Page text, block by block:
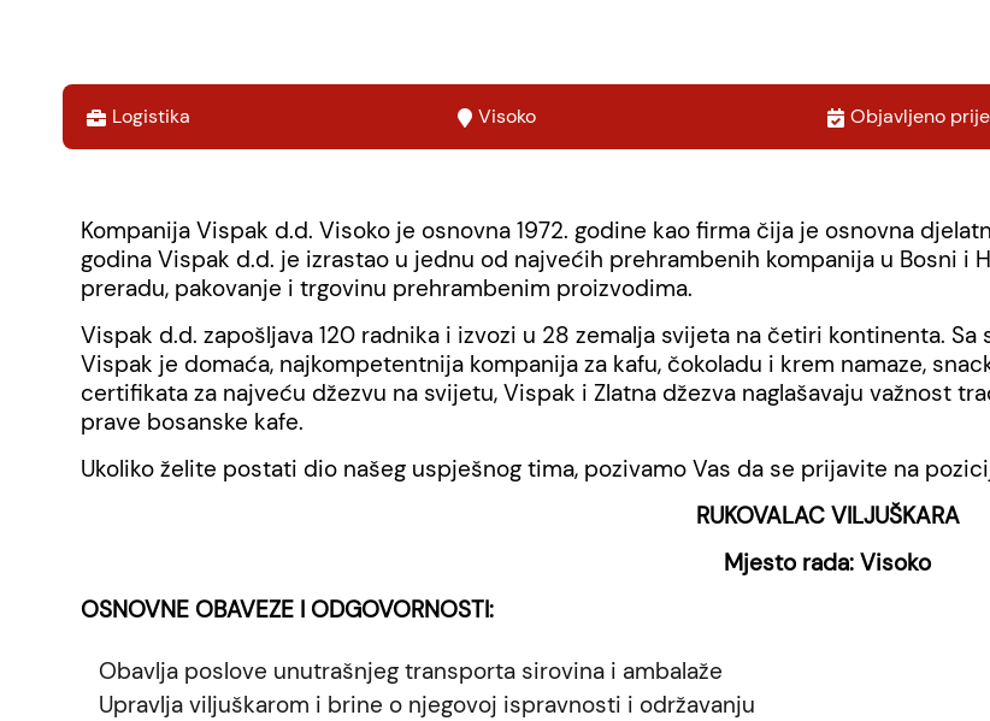
Logistika Visoko Objavljeno
Kompanija Vispak d.d. Visoko je osnovna 1972. godine kao firma čija je osnovna
godina Vispak d.d. je izrastao u jednu od najvećih prehrambenih kompanija u Bosni
preradu, pakovanje i trgovinu prehrambenim proizvodima.
Vispak d.d. zapošljava 120 radnika i izvozi u 28 zemalja svijeta na četiri kontinenta.
Vispak je domaća, najkompetentnija kompanija za kafu, čokoladu i krem namaze,
certifikata za najveću džezvu na svijetu, Vispak i Zlatna džezva naglašavaju važnost
prave bosanske kafe.
Ukoliko želite postati dio našeg uspješnog tima, pozivamo Vas da se prijavite na
RUKOVALAC VILJUŠKARA
Mjesto rada: Visoko
OSNOVNE OBAVEZE I ODGOVORNOSTI:
Obavlja poslove unutrašnjeg transporta sirovina i ambalaže
Upravlja viljuškarom i brine o njegovoj ispravnosti i održavanju